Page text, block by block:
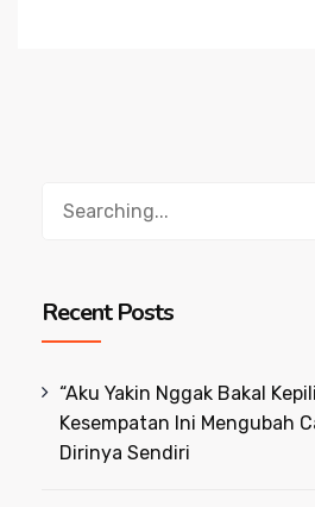
Recent Posts
“Aku Yakin Nggak Bakal
Kesempatan Ini Mengubah
Dirinya Sendiri